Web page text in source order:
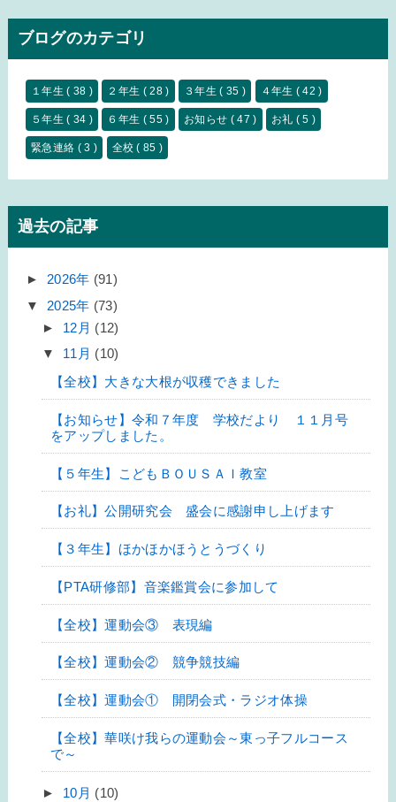
ブログのカテゴリ
１年生( 38 ) ２年生 ( 28 ) ３年生( 35 ) ４年生 ( 42 )
５年生( 34 ) ６年生 ( 55 ) お知らせ ( 47 ) お礼 ( 5 )
緊急連絡 ( 3 ) 全校( 85 )
過去の記事
► 2026年 (91)
▼ 2025年 (73)
► 12月 (12)
▼ 11月 (10)
【全校】大きな大根が収穫できました
【お知らせ】令和７年度 学校だより １１月号
をアップしました。
【５年生】こどもＢＯＵＳＡＩ教室
【お礼】公開研究会 盛会に感謝申し上げます
【３年生】ほかほかほうとうづくり
【PTA研修部】音楽鑑賞会に参加して
【全校】運動会③ 表現編
【全校】運動会② 競争競技編
【全校】運動会① 開閉会式・ラジオ体操
【全校】華咲け我らの運動会～東っ子フルコース
で～
► 10月 (10)